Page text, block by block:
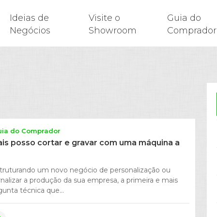
Ideias de
Negócios
Visite o
Showroom
Guia do
Comprador
do Comprador
posso cortar e gravar com uma máquina a
um novo negócio de personalização ou
a produção da sua empresa, a primeira e mais
técnica que...